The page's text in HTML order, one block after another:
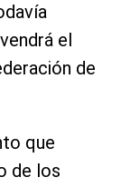
el
de
que
de los